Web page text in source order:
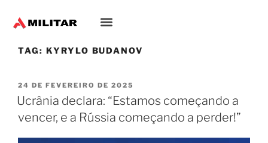
TAG: KYRYLO BUDANOV
24 DE FEVEREIRO DE 2025
Ucrânia declara: “Estamos começando a
vencer, e a Rússia começando a perder!”